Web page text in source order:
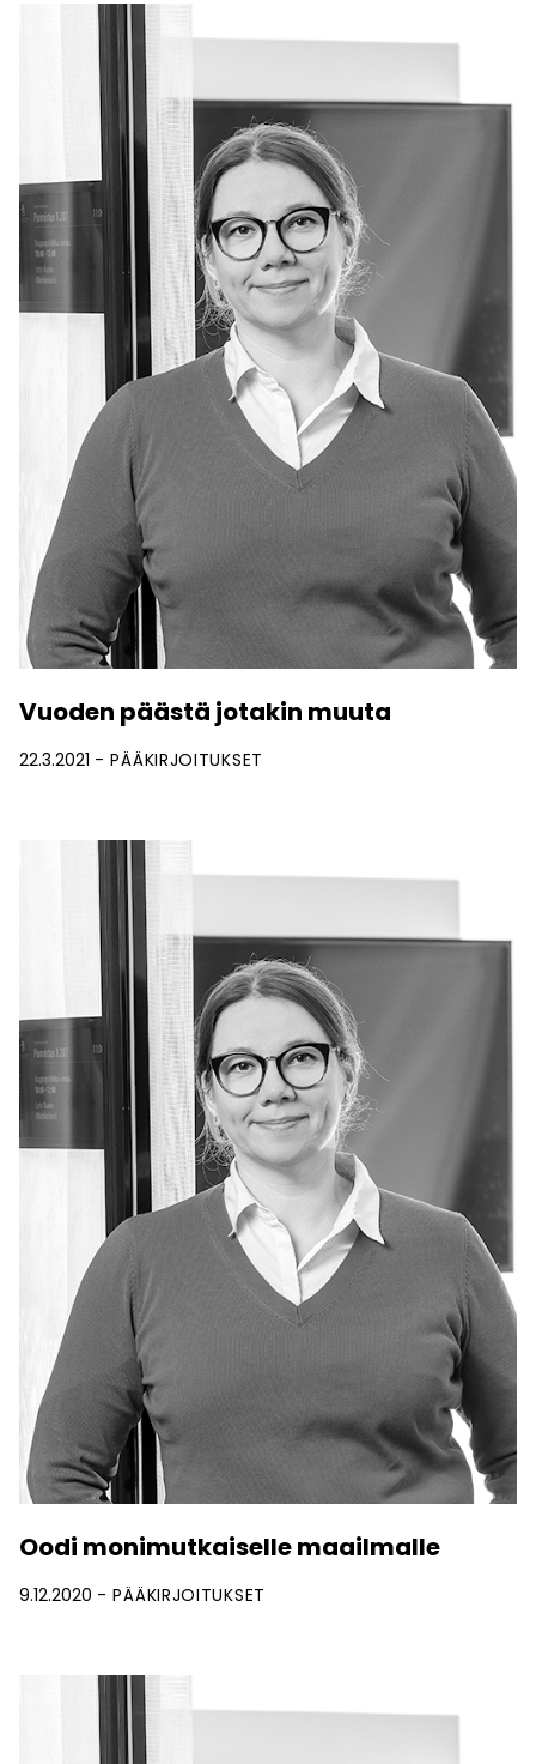
Vuoden päästä jotakin muuta
22.3.2021 PÄÄKIRJOITUKSET
Oodi monimutkaiselle maailmalle
9.12.2020 PÄÄKIRJOITUKSET